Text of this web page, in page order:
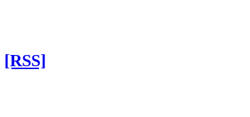
[RSS]